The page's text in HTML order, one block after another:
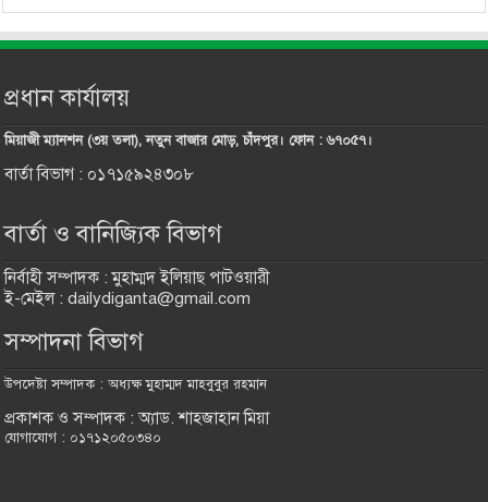
প্রধান কার্যালয়
মিয়াজী ম্যানশন (৩য় তলা), নতুন বাজার মোড়, চাঁদপুর। ফোন : ৬৭০৫৭।
বার্তা বিভাগ : ০১৭১৫৯২৪৩০৮
বার্তা ও বানিজ্যিক বিভাগ
নির্বাহী সম্পাদক : মুহাম্মদ ইলিয়াছ পাটওয়ারী
ই-মেইল : dailydiganta@gmail.com
সম্পাদনা বিভাগ
উপদেষ্টা সম্পাদক : অধ্যক্ষ মুহাম্মদ মাহবুবুর রহমান
প্রকাশক ও সম্পাদক : অ্যাড. শাহজাহান মিয়া
যোগাযোগ : ০১৭১২০৫০৩৪০